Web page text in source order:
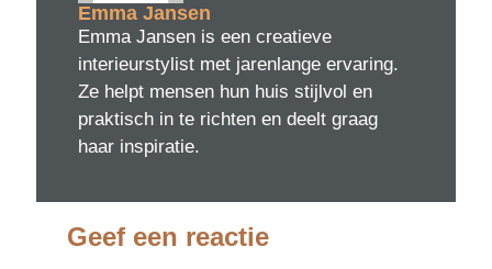
Emma Jansen
Emma Jansen is een creatieve
interieurstylist met jarenlange ervaring.
Ze helpt mensen hun huis stijlvol en
praktisch in te richten en deelt graag
haar inspiratie.
Geef een reactie